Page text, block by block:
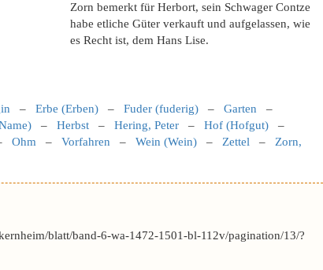
Zorn bemerkt für Herbort, sein Schwager Contze
habe etliche Güter verkauft und aufgelassen, wie
es Recht ist, dem Hans Lise.
– Erbe (Erben) – Fuder (fuderig) – Garten –
– Herbst – Hering, Peter – Hof (Hofgut) –
Ohm – Vorfahren – Wein (Wein) – Zettel – Zorn,
blatt/band-6-wa-1472-1501-bl-112v/pagination/13/?